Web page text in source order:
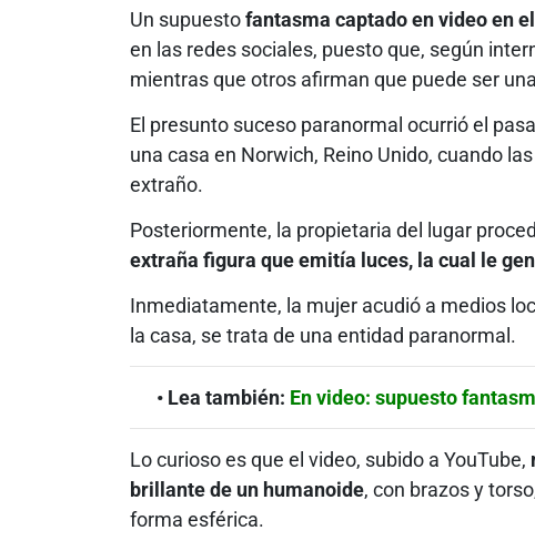
Un supuestofantasma captado en video en
en las redes sociales, puesto que, según
mientras que otros afirman que puede ser
El presunto suceso paranormal ocurrió el
una casa en Norwich, Reino Unido, cuando
extraño.
Posteriormente, la propietaria del lugar
extraña figura que emitía luces, la cual le
Inmediatamente, la mujer acudió a medios
la casa, se trata de una entidad paranormal.
• Lea también: En video: supuesto
Lo curioso es que el video, subido a YouTube,
brillante de un humanoide, con brazos y
forma esférica.